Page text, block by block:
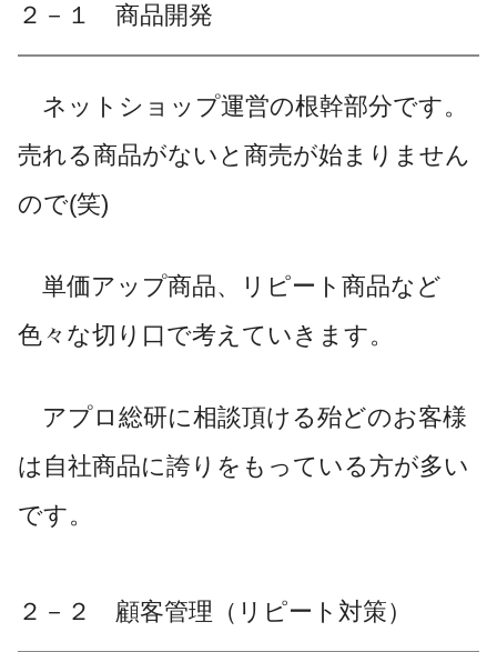
２－１ 商品開発
ネットショップ運営の根幹部分です。
売れる商品がないと商売が始まりません
ので(笑)
単価アップ商品、リピート商品など
色々な切り口で考えていきます。
アプロ総研に相談頂ける殆どのお客様
は自社商品に誇りをもっている方が多い
です。
２－２ 顧客管理（リピート対策）